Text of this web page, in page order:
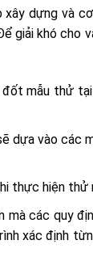
xây dựng và
giải khó cho
đốt mẫu thử
dựa vào
thực hiện
các quy
xác định